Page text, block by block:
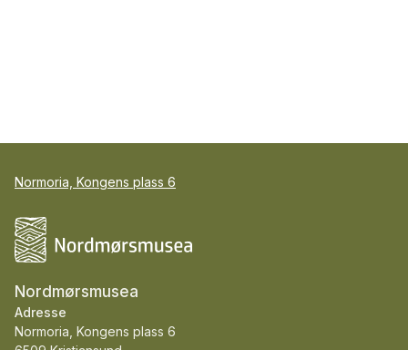
Normoria, Kongens plass 6
Nordmørsmusea
Adresse
Normoria, Kongens plass 6